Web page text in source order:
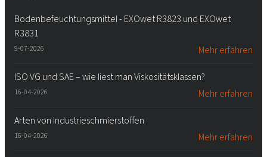
Bodenbefeuchtungsmittel - EXOwet R3823 und EXOwet
R3831
9-07-2026 Mehr erfahren
ISO VG und SAE – wie liest man Viskositätsklassen?
16-04-2026 Mehr erfahren
Arten von Industrieschmierstoffen
16-04-2026 Mehr erfahren